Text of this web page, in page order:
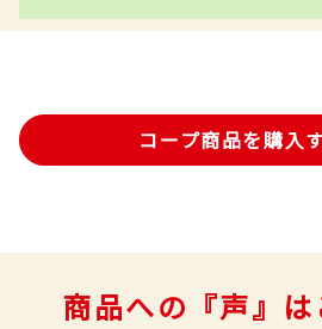
コープ商品を購入
商品への『声』は